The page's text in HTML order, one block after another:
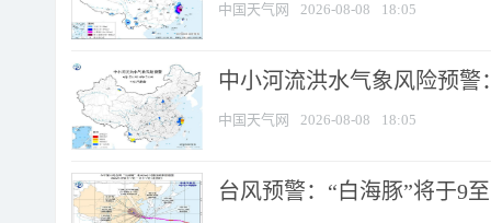
中国天气网 2026-08-08 18:05
中小河流洪水气象风险预
中国天气网 2026-08-08 18:05
台风预警：“白海豚”将于9